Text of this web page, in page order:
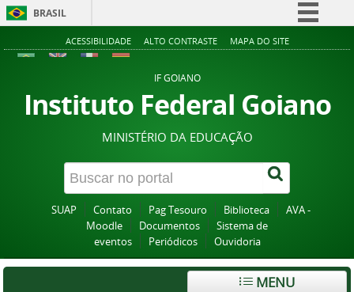
BRASIL
Simplifique!
Acesso à informação
Legislação
Canais
ACESSIBILIDADE ALTO CONTRASTE MAPA DO SITE
IF GOIANO
Instituto Federal Goiano
MINISTÉRIO DA EDUCAÇÃO
SUAP Contato Pag Tesouro Biblioteca
AVA -
Moodle
Documentos
Sistema de
eventos
Periódicos Ouvidoria
MENU